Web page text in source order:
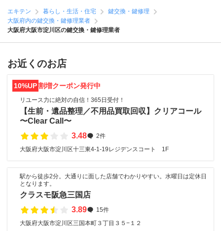
エキテン 暮らし・生活・住宅
鍵交換・鍵修理
大阪府内の鍵交換・鍵修理業者
大阪府大阪市淀川区の鍵交換・鍵修理業者
お近くのお店
10%UP割増クーポン発行中
リユース力に絶対の自信！365日受付！
【生前・遺品整理／不用品買取回収】クリアコール
〜Clear Call〜
3.48
2件
大阪府大阪市淀川区十三東4-1-19レジデンスコート 1F
駅から徒歩2分。大通りに面した店舗でわかりやすい。水曜日は定休日
となります。
クラスモ阪急三国店
3.89
15件
大阪府大阪市淀川区三国本町３丁目３５−１２